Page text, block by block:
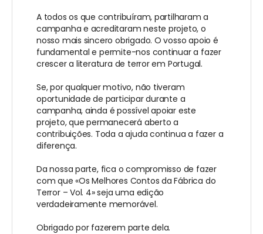
A todos os que contribuíram, partilharam a
campanha e acreditaram neste projeto, o
nosso mais sincero obrigado. O vosso apoio é
fundamental e permite-nos continuar a fazer
crescer a literatura de terror em Portugal.
Se, por qualquer motivo, não tiveram
oportunidade de participar durante a
campanha, ainda é possível apoiar este
projeto, que permanecerá aberto a
contribuições. Toda a ajuda continua a fazer a
diferença.
Da nossa parte, fica o compromisso de fazer
com que «Os Melhores Contos da Fábrica do
Terror – Vol. 4» seja uma edição
verdadeiramente memorável.
Obrigado por fazerem parte dela.